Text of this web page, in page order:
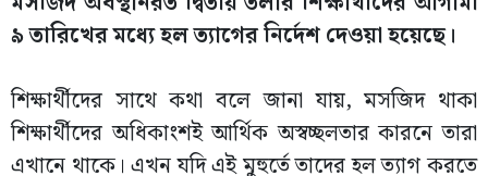
৯ তারিখের মধ্যে হল ত্যাগের নির্দেশ দেওয়া হয়েছে।
শিক্ষার্থীদের সাথে কথা বলে জানা যায়, মসজিদ থাকা
শিক্ষার্থীদের অধিকাংশই আর্থিক অস্বচ্ছলতার কারনে তারা
এখানে থাকে। এখন যদি এই মুহুর্তে তাদের হল ত্যাগ করতে